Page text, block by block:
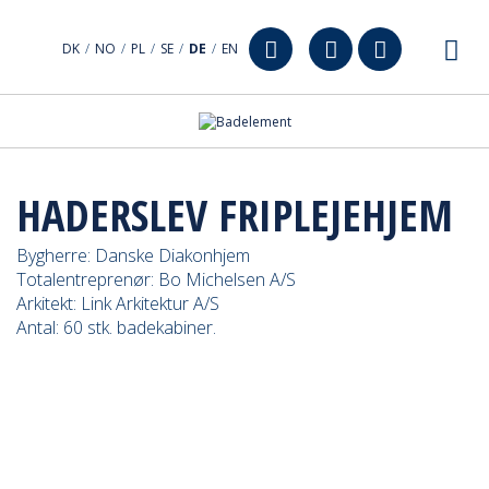
DK / NO / PL / SE / DE / EN
HADERSLEV FRIPLEJEHJEM
Bygherre: Danske Diakonhjem
Totalentreprenør: Bo Michelsen A/S
Arkitekt: Link Arkitektur A/S
Antal: 60 stk. badekabiner.